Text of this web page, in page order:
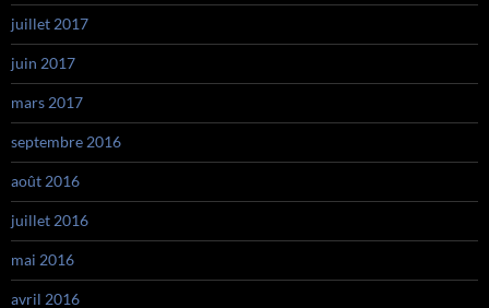
juillet 2017
juin 2017
mars 2017
septembre 2016
août 2016
juillet 2016
mai 2016
avril 2016